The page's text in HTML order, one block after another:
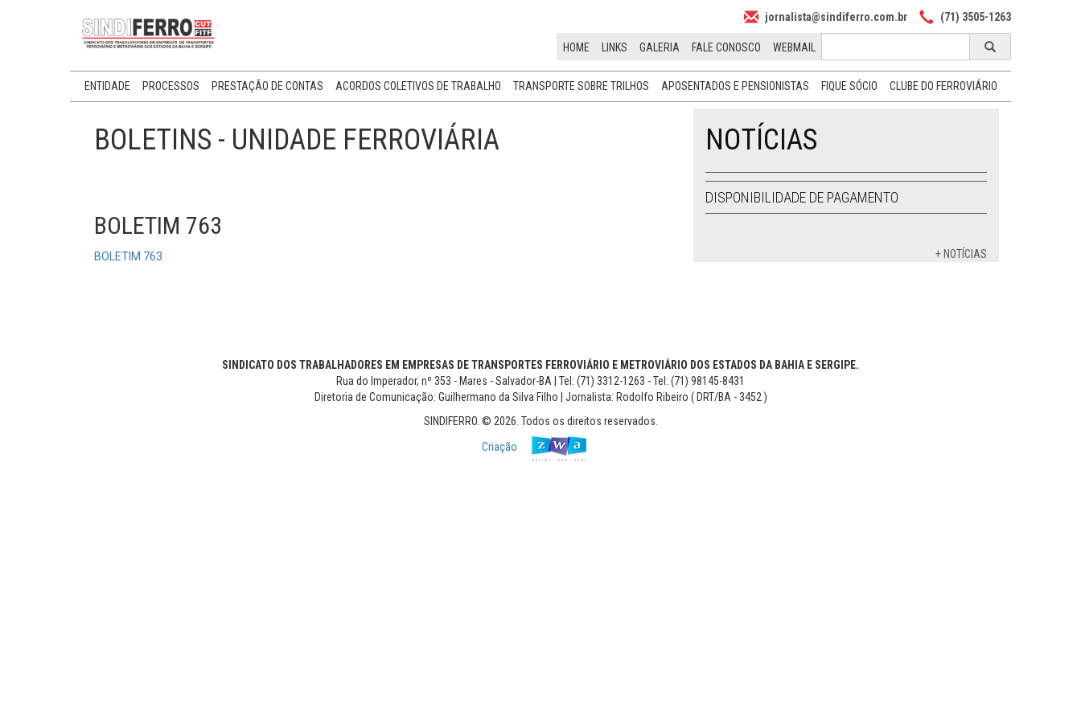
jornalista@sindiferro.com.br (71) 3505-1263
HOME LINKS GALERIA FALE CONOSCO WEBMAIL
ENTIDADE PROCESSOS PRESTAÇÃO DE CONTAS ACORDOS COLETIVOS DE TRABALHO TRANSPORTE SOBRE TRILHOS APOSENTADOS E PENSIONISTAS FIQUE SÓCIO CLUBE DO FERROVIÁRIO
BOLETINS - UNIDADE FERROVIÁRIA
BOLETIM 763
BOLETIM 763
NOTÍCIAS
DISPONIBILIDADE DE PAGAMENTO
+ NOTÍCIAS
SINDICATO DOS TRABALHADORES EM EMPRESAS DE TRANSPORTES FERROVIÁRIO E METROVIÁRIO DOS ESTADOS DA BAHIA E SERGIPE.
Rua do Imperador, nº 353 - Mares - Salvador-BA | Tel: (71) 3312-1263 - Tel: (71) 98145-8431
Diretoria de Comunicação: Guilhermano da Silva Filho | Jornalista: Rodolfo Ribeiro ( DRT/BA - 3452 )
SINDIFERRO. © 2026. Todos os direitos reservados.
Criação